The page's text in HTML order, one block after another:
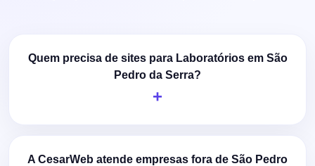
Quem precisa de sites para Laboratórios em São
Pedro da Serra?
A CesarWeb atende empresas fora de São Pedro